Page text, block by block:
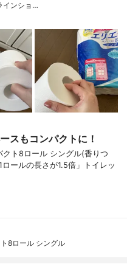
インショ…
スもコンパクトに！
ト8ロール シングル(香りつ
ールの長さが1.5倍」トイレッ
8ロール シングル